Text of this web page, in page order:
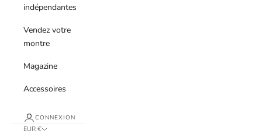
indépendantes
Vendez votre
montre
Magazine
Accessoires
CONNEXION
EUR €